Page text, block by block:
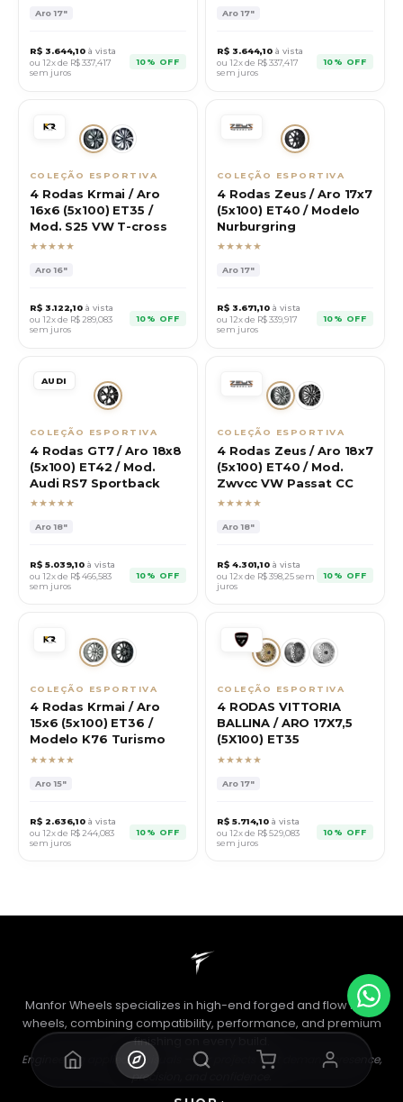
Aro17"
R$ 3.644,10 à vista
ou 12x de R$337,417
sem juros
10% OFF
Aro17"
R$ 3.644,10 à vista
ou 12x de R$337,417
sem juros
10% OFF
COLEÇÃO ESPORTIVA
4 Rodas Krmai / Aro
16x6 (5x100) ET35 /
Mod. S25 VW T-cross
★★★★★
Aro16"
R$ 3.122,10 à vista
ou 12x de R$ 289,083
sem juros
10% OFF
COLEÇÃO ESPORTIVA
4 Rodas Zeus / Aro 17x7
(5x100) ET40 / Modelo
Nurburgring
★★★★★
Aro17"
R$ 3.671,10 à vista
ou 12x de R$339,917
sem juros
10% OFF
AUDI
COLEÇÃO ESPORTIVA
4 Rodas GT7 / Aro 18x8
(5x100) ET42 / Mod.
Audi RS7 Sportback
★★★★★
Aro18"
R$ 5.039,10 à vista
ou 12x de R$466,583
sem juros
10% OFF
COLEÇÃO ESPORTIVA
4 Rodas Zeus / Aro 18x7
(5x100) ET40 / Mod.
Zwvcc VW Passat CC
★★★★★
Aro18"
R$ 4.301,10 à vista
ou 12x de R$398,25sem
juros
10% OFF
COLEÇÃO ESPORTIVA
4 Rodas Krmai / Aro
15x6 (5x100) ET36 /
Modelo K76 Turismo
★★★★★
Aro15"
R$ 2.636,10 à vista
ou 12x de R$ 244,083
sem juros
10% OFF
COLEÇÃO ESPORTIVA
4 RODAS VITTORIA
BALLINA / ARO 17X7,5
(5X100) ET35
★★★★★
Aro17"
R$ 5.714,10 à vista
ou 12x de R$529,083
sem juros
10% OFF
Manfor Wheels specializes in high-end forged and flow form
wheels, combining compatibility, performance, and premium
finishing on every build.
Engineering applied to visuals — for projects that demand presence,
precision, and confidence.